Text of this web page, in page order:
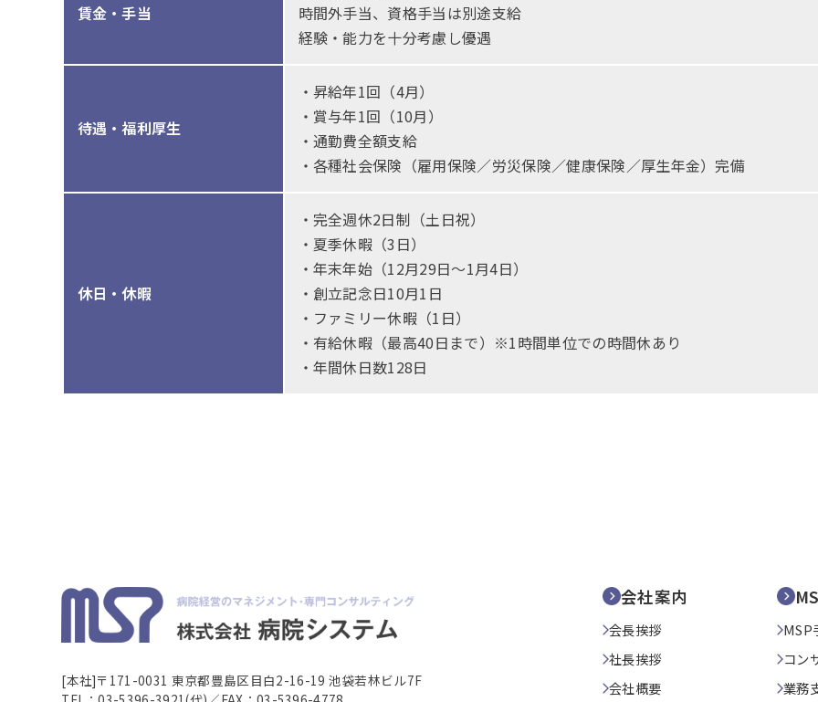
賃金・手当
時間外手当、資格手当は別途支給
経験・能力を十分考慮し優遇
待遇・福利厚生
・昇給年1回（4月）
・賞与年1回（10月）
・通勤費全額支給
・各種社会保険（雇用保険／労災保険／健康保険／厚生年金）完備
休日・休暇
・完全週休2日制（土日祝）
・夏季休暇（3日）
・年末年始（12月29日～1月4日）
・創立記念日10月1日
・ファミリー休暇（1日）
・有給休暇（最高40日まで）※1時間単位での時間休あり
・年間休日数128日
[本社]〒171-0031 東京都豊島区目白2-16-19 池袋若林ビル7F
会社案内
会長挨拶
社長挨拶
会社概要
MSP
コン
業務